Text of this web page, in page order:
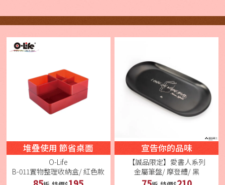
堆疊使用 節省桌面
O-Life
B-011置物整理收納盒/ 紅色款
宣告你的品味
【誠品限定】愛書人系列
金屬筆盤/ 摩登體/ 黑